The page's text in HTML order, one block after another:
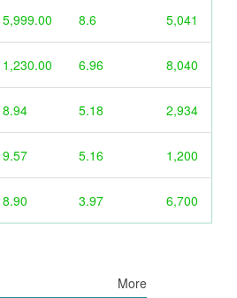
5,999.00 8.6 5,041
1,230.00 6.96 8,040
8.94 5.18 2,934
9.57 5.16 1,200
8.90 3.97 6,700
More